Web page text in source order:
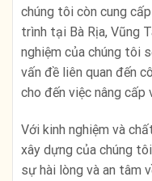
chúng tôi còn cung
trình tại Bà Rịa, Vũng
nghiệm của chúng tôi
vấn đề liên quan đến
cho đến việc nâng cấp
Với kinh nghiệm và
xây dựng của chúng
sự hài lòng và an tâm